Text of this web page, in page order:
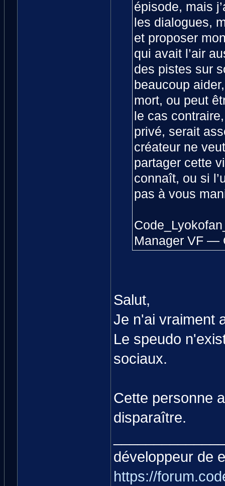
épisode, mais
les dialogues,
et proposer
qui avait l’air
des pistes sur
beaucoup
mort, ou peut
le cas
privé, serait
créateur ne
partager cette
connaît, ou si
pas à vous
Manager VF —
Salut,
Je n'ai vraiment
Le speudo
sociaux.
Cette personne
disparaître.
développeur de
https://